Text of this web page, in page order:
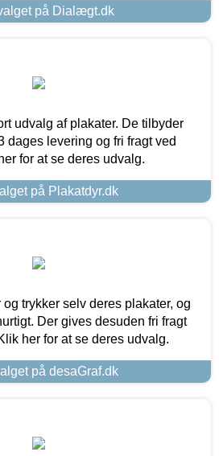
på Dialægt.dk
udvalg af plakater. De tilbyder
dages levering og fri fragt ved
for at se deres udvalg.
på Plakatdyr.dk
trykker selv deres plakater, og
Der gives desuden fri fragt
her for at se deres udvalg.
på desaGraf.dk